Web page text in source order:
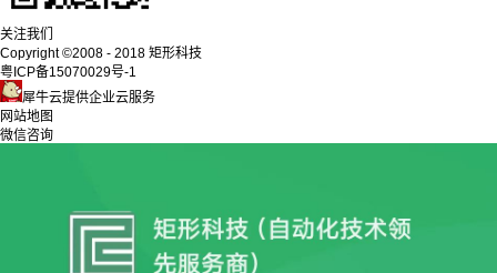
关注我们
Copyright ©2008 - 2018 矩形科技
粤ICP备15070029号-1
犀牛云提供企业云服务
网站地图
微信咨询